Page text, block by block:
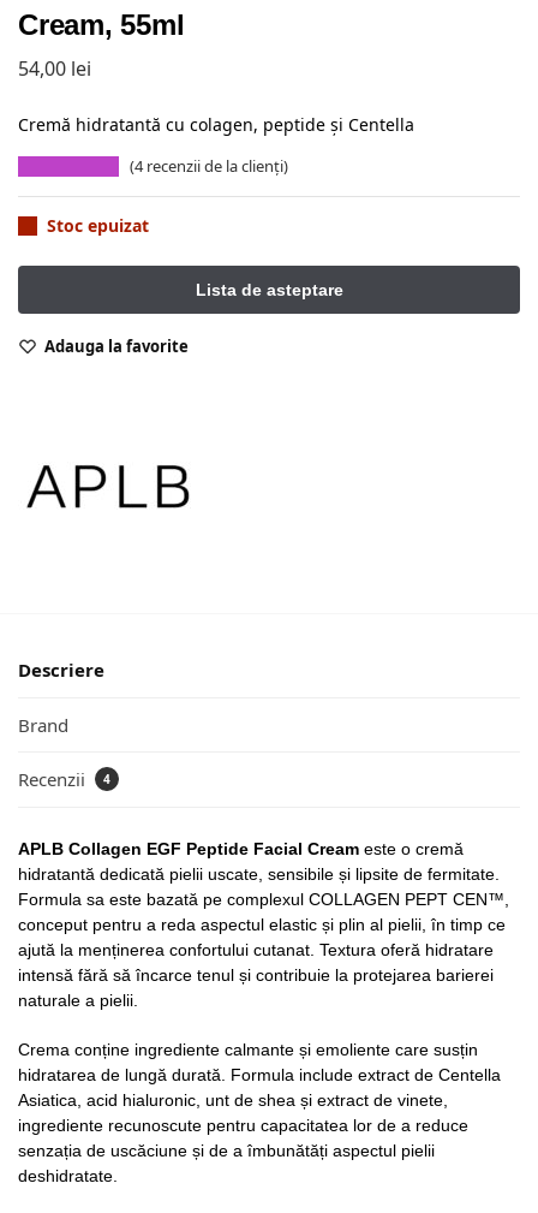
Cream, 55ml
54,00 lei
Cremă hidratantă cu colagen, peptide și Centella
(4recenzii de la clienți)
Stoc epuizat
Adauga la favorite
Descriere
Brand
Recenzii 4
APLB Collagen EGF Peptide Facial Cream este o cremă
hidratantă dedicată pielii uscate, sensibile și lipsite de fermitate.
Formula sa este bazată pe complexul COLLAGEN PEPT CEN™,
conceput pentru a reda aspectul elastic și plin al pielii, în timp ce
ajută la menținerea confortului cutanat. Textura oferă hidratare
intensă fără să încarce tenul și contribuie la protejarea barierei
naturale a pielii.
Crema conține ingrediente calmante și emoliente care susțin
hidratarea de lungă durată. Formula include extract de Centella
Asiatica, acid hialuronic, unt de shea și extract de vinete,
ingrediente recunoscute pentru capacitatea lor de a reduce
senzația de uscăciune și de a îmbunătăți aspectul pielii
deshidratate.